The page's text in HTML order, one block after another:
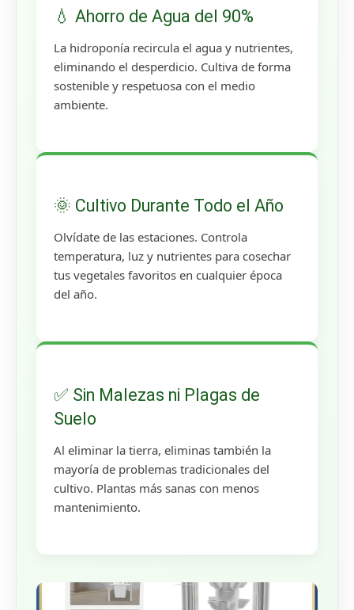
💧 Ahorro de Agua del 90%
La hidroponía recircula el agua y nutrientes,
eliminando el desperdicio. Cultiva de forma
sostenible y respetuosa con el medio
ambiente.
🌞 Cultivo Durante Todo el Año
Olvídate de las estaciones. Controla
temperatura, luz y nutrientes para cosechar
tus vegetales favoritos en cualquier época
del año.
✅ Sin Malezas ni Plagas de
Suelo
Al eliminar la tierra, eliminas también la
mayoría de problemas tradicionales del
cultivo. Plantas más sanas con menos
mantenimiento.